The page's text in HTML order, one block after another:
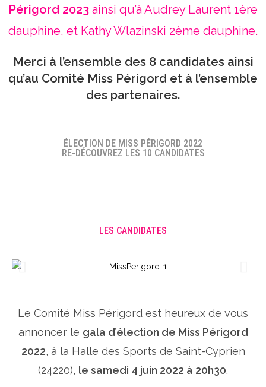
Périgord 2023 ainsi qu’à Audrey Laurent 1ère
dauphine, et Kathy Wlazinski 2ème dauphine.
Merci à l’ensemble des 8 candidates ainsi
qu’au Comité Miss Périgord et à l’ensemble
des partenaires.
ÉLECTION DE MISS PÉRIGORD 2022
RE-DÉCOUVREZ LES 10 CANDIDATES
LES CANDIDATES
Le Comité Miss Périgord est heureux de vous
annoncer le gala d’élection de Miss Périgord
2022, à la Halle des Sports de Saint-Cyprien
(24220), le samedi 4 juin 2022 à 20h30.